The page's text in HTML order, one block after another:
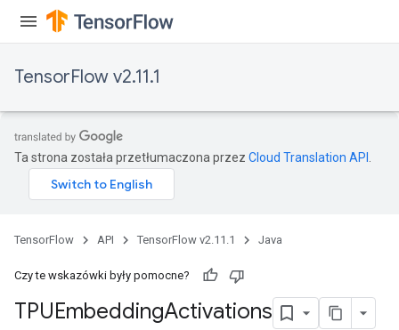
TensorFlow v2.11.1
Ta strona została przetłumaczona przez Cloud Translation API
TensorFlow API TensorFlow v2.11.1 Java
Czy te wskazówki były pomocne?
TPUEmbeddingActivations